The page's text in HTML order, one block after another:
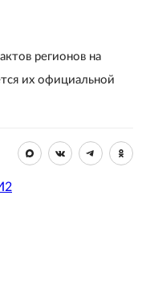
регионов на
их официальной